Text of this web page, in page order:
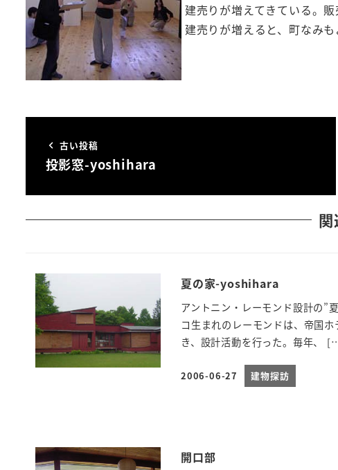
建売りが増えてきている。
建売りが増えると、町なみも
古い投稿
投影窓-yoshihara
夏の家-yoshihara
アントニン・レーモンド設計の”
コ生まれのレーモンドは、帝国
き、設計活動を行った。毎年、
投稿日
2006-06-27 建物探訪
開口部